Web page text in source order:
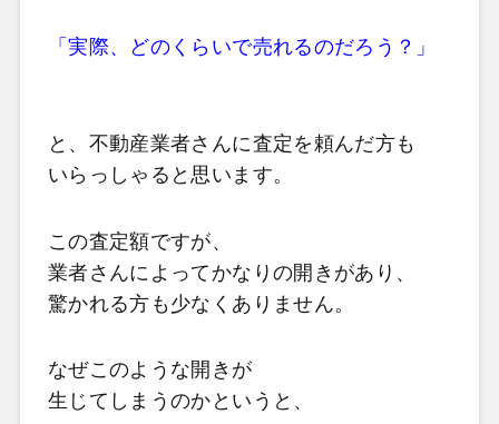
「実際、どのくらいで売れるのだろう？」
と、不動産業者さんに査定を頼んだ方も
いらっしゃると思います。
この査定額ですが、
業者さんによってかなりの開きがあり、
驚かれる方も少なくありません。
なぜこのような開きが
生じてしまうのかというと、